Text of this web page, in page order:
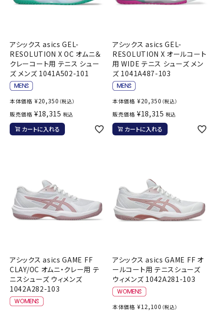
アシックス asics GEL-
RESOLUTION X OC オムニ＆
クレーコート用 テニス シュー
ズ メンズ 1041A502-101
本体価格 ¥20,350 （税込）
販売価格 ¥18,315 税込
カートに入れる
アシックス asics GEL-
RESOLUTION X オールコート
用 WIDE テニス シューズ メン
ズ 1041A487-103
本体価格 ¥20,350 （税込）
販売価格 ¥18,315 税込
カートに入れる
アシックス asics GAME FF
CLAY/OC オムニ・クレー用 テ
ニスシューズ ウィメンズ
1042A282-103
アシックス asics GAME FF オ
ールコート用 テニスシューズ
ウィメンズ 1042A281-103
本体価格 ¥12,100 （税込）